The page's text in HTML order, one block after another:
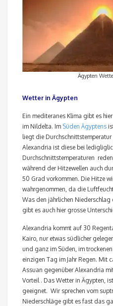
Ägypten
Wetter in Ägypten
Ein mediteranes Klima gibt es
im Nildelta. Im Süden Ägyptens
liegt die
Alexandria ist diese bei
Durchschnittstemperaturen
während der Hitzewellen auch
50 Grad vorkommen. Die Hitze
wahrgenommen, da die
Was den jährlichen
gibt es auch hier grosse
Alexandria kommt auf 30
Kairo, nur etwas südlicher
und ganz im Süden, im
einzigen Tag im Jahr Regen. Mit
Assuan gegenüber Alexandria
Vorteil . Das Wetter in Ägypten,
geeignet. Wir sprechen vom
Niederschläge gibt es fast das